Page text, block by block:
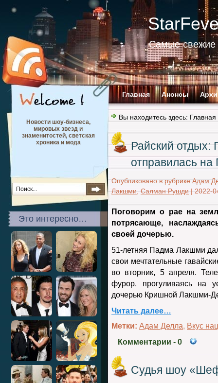
Самые свежие
Главная Анонсы
Новости шоу-бизнеса,
мировых звезд и
знаменитостей, светская
хроника и мода
Это интересно…
Вы находитесь здесь: Главная
Райский
отправилась на
Опубликовано в рубрике Адам
Лакшми Салман Рушди | 2022-
Поговорим о рае на
потрясающе,
своей дочерью.
51-летняя Падма Лакшми
свои мечтательные
во вторник, 5 апреля.
фурор, прогуливаясь на
дочерью Кришной Лакшми-
Читать далее…
Метки: Адам Делла, Вкус
Комментарии - 0
Судья шоу